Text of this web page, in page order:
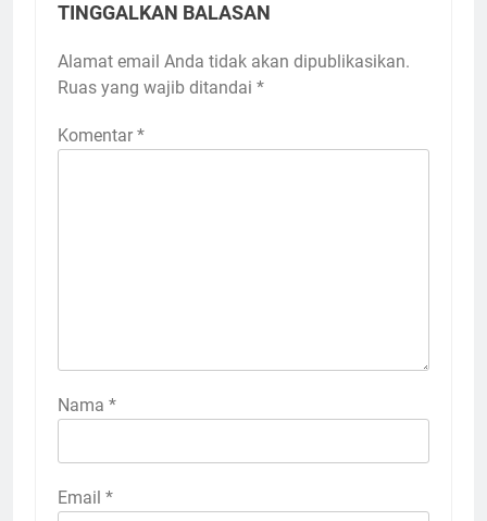
TINGGALKAN BALASAN
Alamat email Anda tidak akan dipublikasikan.
Ruas yang wajib ditandai *
Komentar *
Nama *
Email *